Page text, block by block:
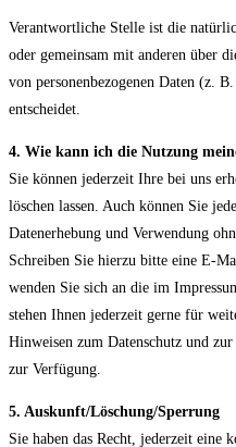
Verantwortliche Stelle ist die
oder gemeinsam mit anderen über
von personenbezogenen Daten (z.
entscheidet.
4. Wie kann ich die Nutzung
Sie können jederzeit Ihre bei uns
löschen lassen. Auch können Sie
Datenerhebung und Verwendung
Schreiben Sie hierzu bitte eine E-
wenden Sie sich an die im
stehen Ihnen jederzeit gerne für
Hinweisen zum Datenschutz und
zur Verfügung.
5. Auskunft/Löschung/Sperrung
Sie haben das Recht, jederzeit eine